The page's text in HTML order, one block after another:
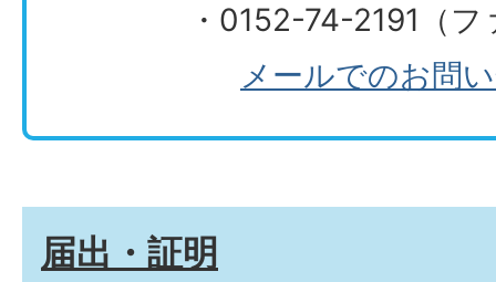
・0152-74-2191（
メールでのお問
届出・証明